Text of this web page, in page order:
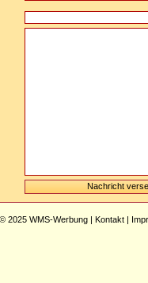
© 2025 WMS-Werbung | Kontakt |